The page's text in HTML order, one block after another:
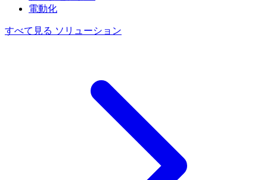
電動化
すべて見る ソリューション